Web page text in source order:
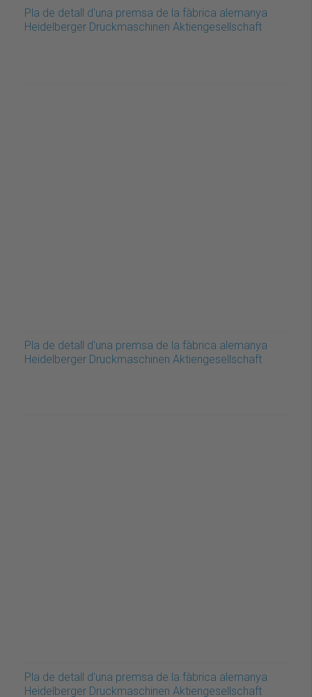
Pla de detall d'una premsa de la fàbrica alemanya
Heidelberger Druckmaschinen Aktiengesellschaft
Pla de detall d'una premsa de la fàbrica alemanya
Heidelberger Druckmaschinen Aktiengesellschaft
Pla de detall d'una premsa de la fàbrica alemanya
Heidelberger Druckmaschinen Aktiengesellschaft